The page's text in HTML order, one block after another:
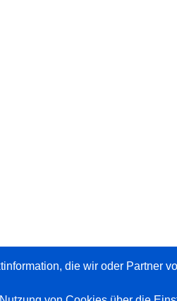
die wir oder Partner